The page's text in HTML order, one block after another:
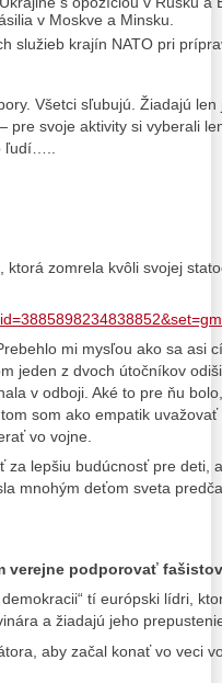
v Moskve a Minsku.
služieb krajín NATO pri
Všetci sľubujú. Žiadajú
pre svoje aktivity si vyberali
ľudí…..
zomrela kvôli svojej
mi mysľou ako sa asi
jeden z dvoch útočníkov
v odboji. Aké to pre ňu
som ako empatik
vo vojne.
za lepšiu budúcnosť pre deti,
mnohým deťom sveta
verejne podporovať
tí európski lídri,
a žiadajú jeho
aby začal konať vo veci